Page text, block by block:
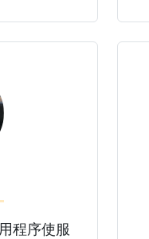
程序使服